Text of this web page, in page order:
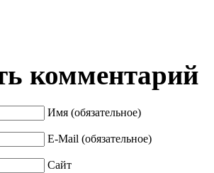
комментарий
Имя (обязательное)
E-Mail (обязательное)
Сайт